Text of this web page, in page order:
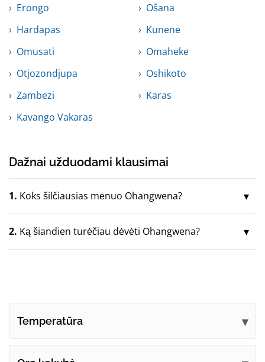
Erongo
Ošana
Hardapas
Kunene
Omusati
Omaheke
Otjozondjupa
Oshikoto
Zambezi
Karas
Kavango Vakaras
Dažnai užduodami klausimai
1. Koks šilčiausias mėnuo Ohangwena?
2. Ką šiandien turėčiau dėvėti Ohangwena?
Temperatūra